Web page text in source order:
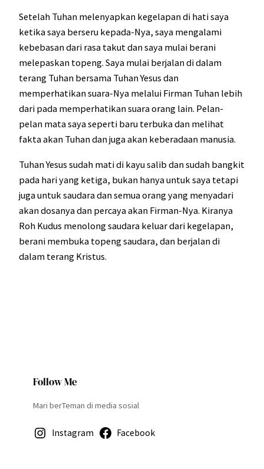
Setelah Tuhan melenyapkan kegelapan di hati saya
ketika saya berseru kepada-Nya, saya mengalami
kebebasan dari rasa takut dan saya mulai berani
melepaskan topeng. Saya mulai berjalan di dalam
terang Tuhan bersama Tuhan Yesus dan
memperhatikan suara-Nya melalui Firman Tuhan lebih
dari pada memperhatikan suara orang lain. Pelan-
pelan mata saya seperti baru terbuka dan melihat
fakta akan Tuhan dan juga akan keberadaan manusia.
Tuhan Yesus sudah mati di kayu salib dan sudah bangkit
pada hari yang ketiga, bukan hanya untuk saya tetapi
juga untuk saudara dan semua orang yang menyadari
akan dosanya dan percaya akan Firman-Nya. Kiranya
Roh Kudus menolong saudara keluar dari kegelapan,
berani membuka topeng saudara, dan berjalan di
dalam terang Kristus.
Follow Me
Mari berTeman di media sosial
Instagram Facebook